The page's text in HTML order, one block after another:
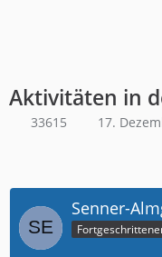
Aktivitäten in
33615 17.
Senner-